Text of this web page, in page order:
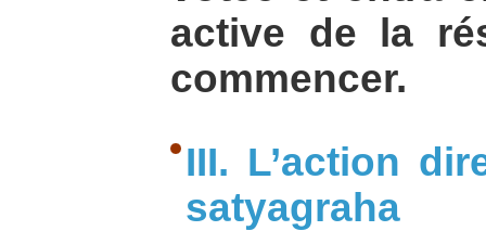
active de la
commencer.
III. L’action
satyagraha